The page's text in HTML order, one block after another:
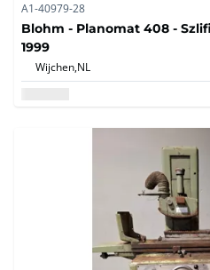
A1-40979-28
Blohm - Planomat 408 -
1999
Wijchen,NL